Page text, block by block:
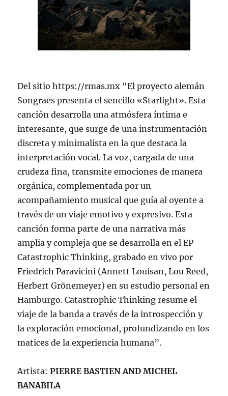
Del sitio https://rmas.mx “El proyecto alemán
Songraes presenta el sencillo «Starlight». Esta
canción desarrolla una atmósfera íntima e
interesante, que surge de una instrumentación
discreta y minimalista en la que destaca la
interpretación vocal. La voz, cargada de una
crudeza fina, transmite emociones de manera
orgánica, complementada por un
acompañamiento musical que guía al oyente a
través de un viaje emotivo y expresivo. Esta
canción forma parte de una narrativa más
amplia y compleja que se desarrolla en el EP
Catastrophic Thinking, grabado en vivo por
Friedrich Paravicini (Annett Louisan, Lou Reed,
Herbert Grönemeyer) en su estudio personal en
Hamburgo. Catastrophic Thinking resume el
viaje de la banda a través de la introspección y
la exploración emocional, profundizando en los
matices de la experiencia humana”.
Artista:PIERRE BASTIEN AND MICHEL
BANABILA